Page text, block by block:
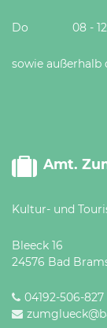
Do 08 - 12
sowie außerhalb
Amt.
Kultur- und
Bleeck 16
24576 Bad
04192-506-827